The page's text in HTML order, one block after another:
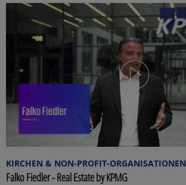
KIRCHEN & NON-PROFIT-ORGANISATIONEN
Falko Fiedler - Real Estate by KPMG